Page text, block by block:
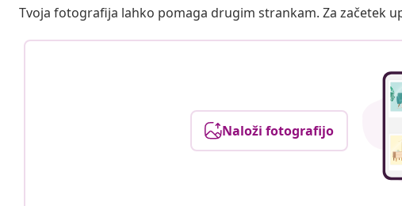
Tvoja fotografija lahko pomaga drugim strankam. Za začetek
Naloži fotografijo